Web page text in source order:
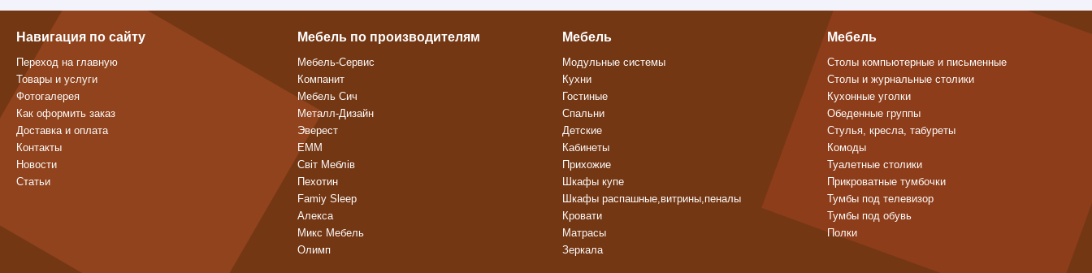
Навигация по сайту
Переход на главную
Товары и услуги
Фотогалерея
Как оформить заказ
Доставка и оплата
Контакты
Новости
Статьи
Мебель по производителям
Мебель-Сервис
Компанит
Мебель Сич
Металл-Дизайн
Эверест
ЕММ
Світ Меблів
Пехотин
Famiy Sleep
Алекса
Микс Мебель
Олимп
Мебель
Модульные системы
Кухни
Гостиные
Спальни
Детские
Кабинеты
Прихожие
Шкафы купе
Шкафы распашные,витрины,пеналы
Кровати
Матрасы
Зеркала
Мебель
Столы компьютерные и письменные
Столы и журнальные столики
Кухонные уголки
Обеденные группы
Стулья, кресла, табуреты
Комоды
Туалетные столики
Прикроватные тумбочки
Тумбы под телевизор
Тумбы под обувь
Полки